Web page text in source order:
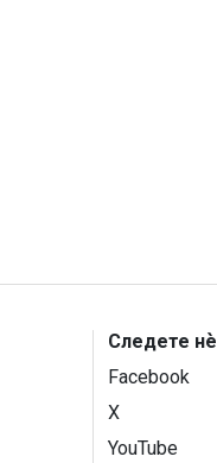
Следете нѐ
Facebook
X
YouTube